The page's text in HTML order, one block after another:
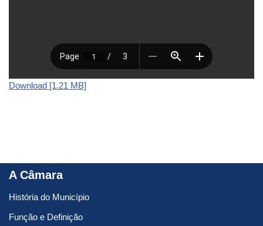
Download [1.21 MB]
A Câmara
História do Município
Função e Definição